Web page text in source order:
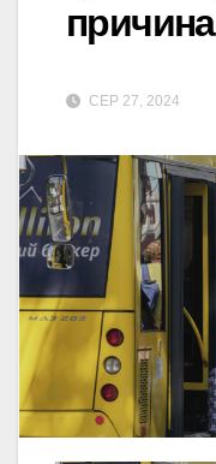
причина
СЕР 27, 2024